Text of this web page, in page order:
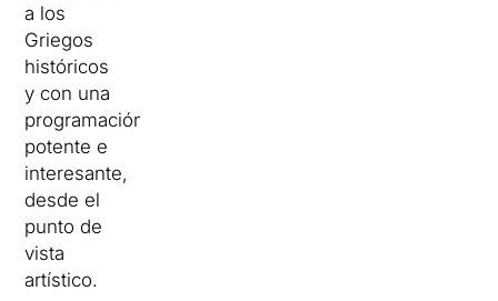
a los
Griegos
históricos
y con una
programación
potente e
interesante,
desde el
punto de
vista
artístico.